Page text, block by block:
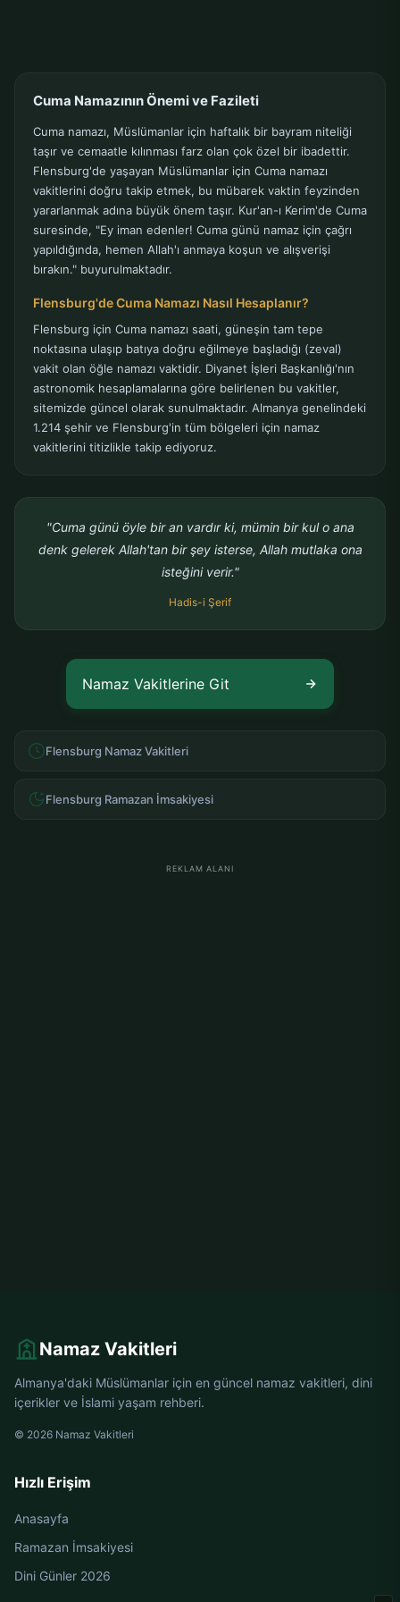
Cuma Namazının Önemi ve Fazileti
Cuma namazı, Müslümanlar için haftalık bir bayram niteliği
taşır ve cemaatle kılınması farz olan çok özel bir ibadettir.
Flensburg'de yaşayan Müslümanlar için Cuma namazı
vakitlerini doğru takip etmek, bu mübarek vaktin feyzinden
yararlanmak adına büyük önem taşır. Kur'an-ı Kerim'de Cuma
suresinde, "Ey iman edenler! Cuma günü namaz için çağrı
yapıldığında, hemen Allah'ı anmaya koşun ve alışverişi
bırakın." buyurulmaktadır.
Flensburg'de Cuma Namazı Nasıl Hesaplanır?
Flensburg için Cuma namazı saati, güneşin tam tepe
noktasına ulaşıp batıya doğru eğilmeye başladığı (zeval)
vakit olan öğle namazı vaktidir. Diyanet İşleri Başkanlığı'nın
astronomik hesaplamalarına göre belirlenen bu vakitler,
sitemizde güncel olarak sunulmaktadır. Almanya genelindeki
1.214 şehir ve Flensburg'in tüm bölgeleri için namaz
vakitlerini titizlikle takip ediyoruz.
"Cuma günü öyle bir an vardır ki, mümin bir kul o ana
denk gelerek Allah'tan bir şey isterse, Allah mutlaka ona
isteğini verir."
Hadis-i Şerif
Namaz Vakitlerine Git
Flensburg Namaz Vakitleri
Flensburg Ramazan İmsakiyesi
REKLAM ALANI
Namaz Vakitleri
Almanya'daki Müslümanlar için en güncel namaz vakitleri, dini
içerikler ve İslami yaşam rehberi.
© 2026 Namaz Vakitleri
Hızlı Erişim
Anasayfa
Ramazan İmsakiyesi
Dini Günler 2026